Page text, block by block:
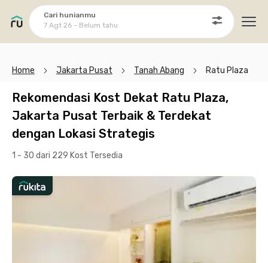
Cari hunianmu
7 Agt 26 - Belum tahu
Home Jakarta Pusat Tanah Abang Ratu Plaza
Rekomendasi Kost Dekat Ratu Plaza,
Jakarta Pusat Terbaik & Terdekat
dengan Lokasi Strategis
1 - 30 dari 229 Kost Tersedia